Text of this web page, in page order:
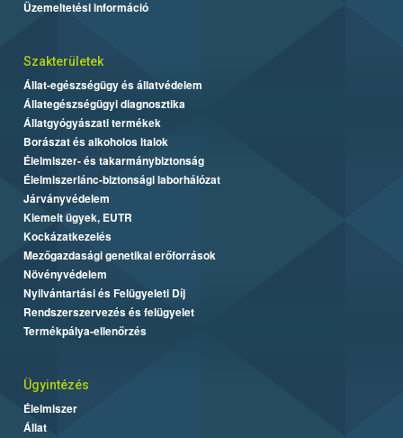
Üzemeltetési információ
Szakterületek
Állat-egészségügy és állatvédelem
Állategészségügyi diagnosztika
Állatgyógyászati termékek
Borászat és alkoholos italok
Élelmiszer- és takarmánybiztonság
Élelmiszerlánc-biztonsági laborhálózat
Járványvédelem
Kiemelt ügyek, EUTR
Kockázatkezelés
Mezőgazdasági genetikai erőforrások
Növényvédelem
Nyilvántartási és Felügyeleti Díj
Rendszerszervezés és felügyelet
Termékpálya-ellenőrzés
Ügyintézés
Élelmiszer
Állat